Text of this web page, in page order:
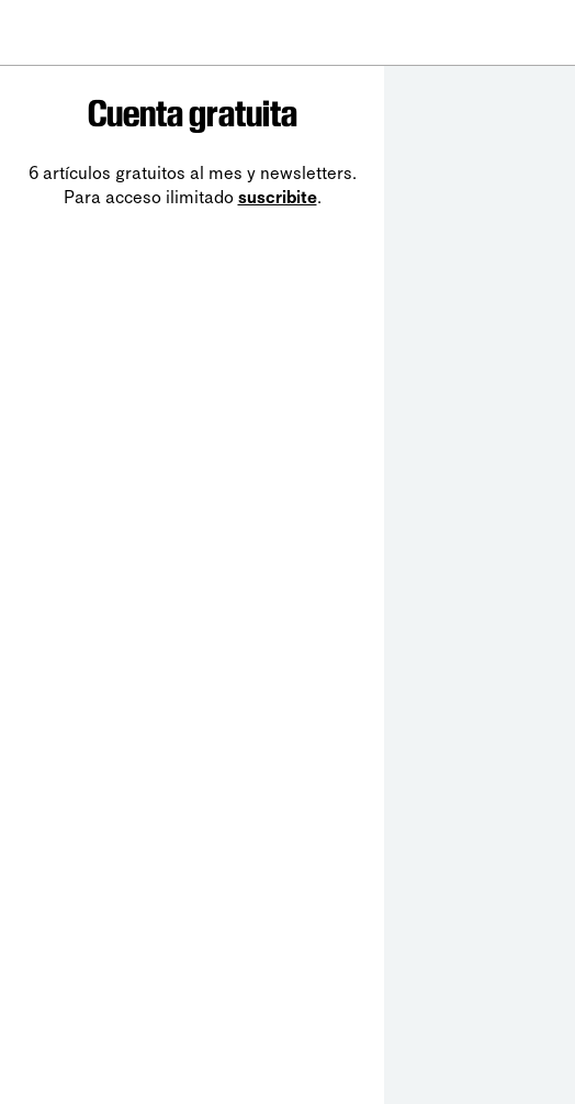
Cuenta gratuita
6 artículos gratuitos al mes y newsletters.
Para acceso ilimitado suscribite.